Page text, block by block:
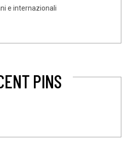
e internazionali
PINS